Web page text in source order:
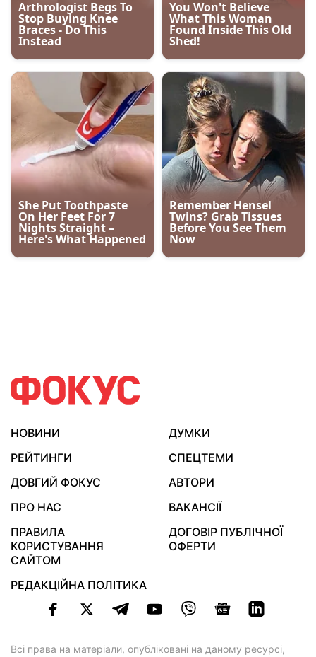
НОВИНИ
ДУМКИ
РЕЙТИНГИ
СПЕЦТЕМИ
ДОВГИЙ ФОКУС
АВТОРИ
ПРО НАС
ВАКАНСІЇ
ПРАВИЛА
КОРИСТУВАННЯ
САЙТОМ
ДОГОВІР ПУБЛІЧНОЇ
ОФЕРТИ
РЕДАКЦІЙНА ПОЛІТИКА
Всі права на матеріали, опубліковані на даному ресурсі,